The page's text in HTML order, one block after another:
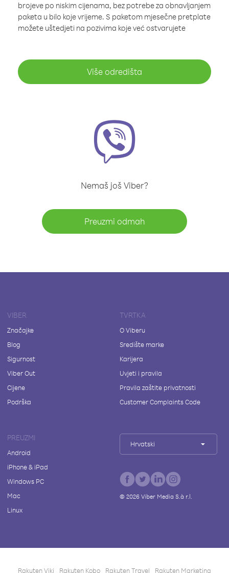
brojeve po niskim cijenama, bez potrebe za obnavljanjem
paketa u bilo koje vrijeme. S paketom mjesečne pretplate
možete uštedjeti na pozivima koje već ostvarujete
Više odredišta
Nemaš još Viber?
Preuzmi odmah
VIBER
Značajke
Blog
Sigurnost
Viber Out
Cijene
Podrška
TVRTKA
O Viberu
Središte marke
Karijera
Uvjeti i pravila
Pravila zaštite privatnosti
Customer Complaints Code
PREUZMI
Android
iPhone & iPad
Windows PC
Mac
Linux
Hrvatski
© 2026Viber Media S.à r.l.
Rakuten Viki Rakuten Kobo Rakuten Travel Rakuten Marketing